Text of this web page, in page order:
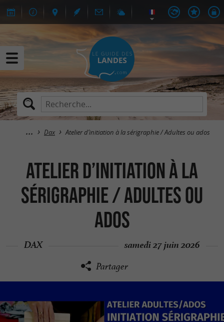
Dax Atelier d’initiation à la sérigraphie / Adultes ou ados
Atelier d’initiation à la
sérigraphie / Adultes ou
ados
DAX samedi 27 juin 2026
Partager